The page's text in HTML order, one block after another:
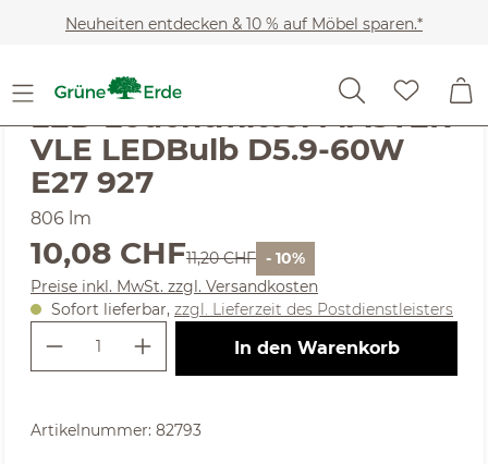
Zum Hauptinhalt springen
Neuheiten entdecken & 10 % auf Möbel sparen.*
Noch keine Bewertungen
LED Leuchtmittel MASTER
VLE LEDBulb D5.9-60W
E27 927
806 lm
Verkaufspreis:
10,08 CHFRegulärer Preis:
11,20 CHF - 10%
Preise inkl. MwSt. zzgl. Versandkosten
Sofort lieferbar, zzgl. Lieferzeit des Postdienstleisters
Produkt Anzahl: Gib den
In den Warenkorb
Artikelnummer: 82793